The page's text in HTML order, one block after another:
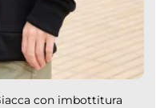
con imbottitura